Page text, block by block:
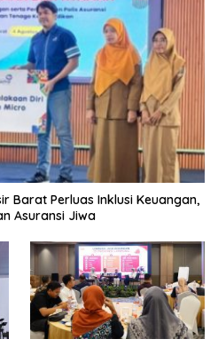
Barat Perluas Inklusi Keuangan,
Asuransi Jiwa